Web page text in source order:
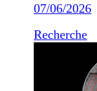
07/06/2026
Recherche